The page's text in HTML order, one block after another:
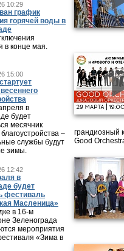
10:29
график
горячей воды в
в конце мая.
15:00
в
будет
месячник
–
службы будут
зимы.
12:42
в
будет
фестиваль
Масленица»
в 16-м
Зеленограда
мероприятия
«Зима в
грандиозный
Good